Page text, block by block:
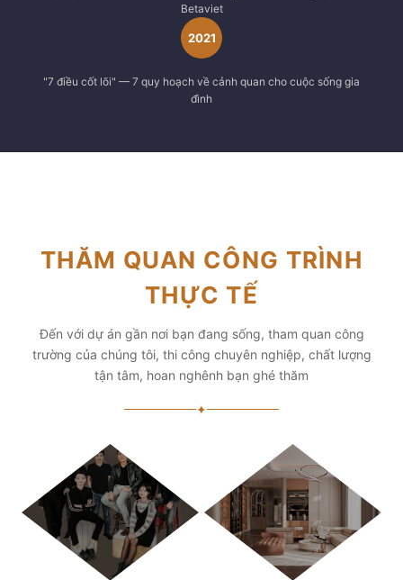
Betaviet
2021
"7 điều cốt lõi" — 7 quy hoạch về cảnh quan cho cuộc sống gia
đình
THĂM QUAN CÔNG TRÌNH
THỰC TẾ
Đến với dự án gần nơi bạn đang sống, tham quan công
trường của chúng tôi, thi công chuyên nghiệp, chất lượng
tận tâm, hoan nghênh bạn ghé thăm
✦